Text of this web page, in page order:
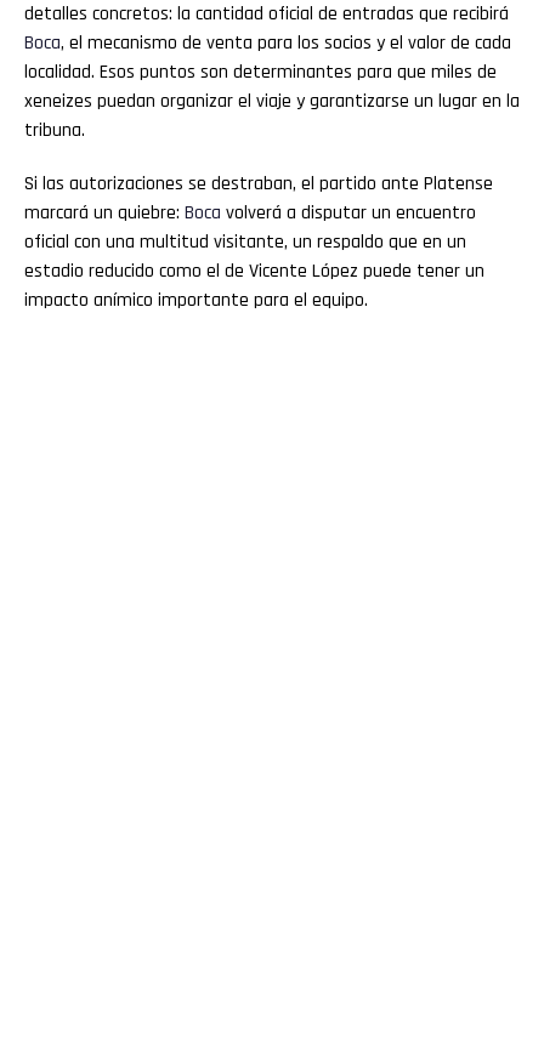
detalles concretos: la cantidad oficial de entradas que recibirá
Boca, el mecanismo de venta para los socios y el valor de cada
localidad. Esos puntos son determinantes para que miles de
xeneizes puedan organizar el viaje y garantizarse un lugar en la
tribuna.
Si las autorizaciones se destraban, el partido ante Platense
marcará un quiebre: Boca volverá a disputar un encuentro
oficial con una multitud visitante, un respaldo que en un
estadio reducido como el de Vicente López puede tener un
impacto anímico importante para el equipo.